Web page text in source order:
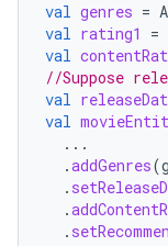
val genres =
val rating1 =
val
//Suppose
val
val
...
.addGenres(
.
.
.